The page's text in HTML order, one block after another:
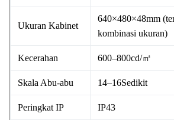
Ukuran Kabinet
640×480×48mm
kombinasi ukuran)
Kecerahan 600–800cd/㎡
Skala Abu-abu 14–16Sedikit
Peringkat IP IP43